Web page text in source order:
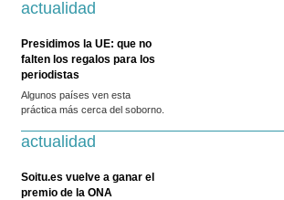
actualidad
Presidimos la UE: que no
falten los regalos para los
periodistas
Algunos países ven esta
práctica más cerca del soborno.
actualidad
Soitu.es vuelve a ganar el
premio de la ONA